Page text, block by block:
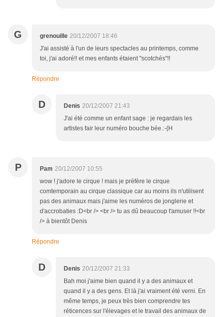
G grenouille 20/12/2007 18:46
J'ai assisté à l'un de leurs spectacles au printemps, comme
toi, j'ai adoré!! et mes enfants étaient "scotchés"!!
Répondre
D Denis 20/12/2007 21:43
J'ai été comme un enfant sage : je regardais les
artistes fair leur numéro bouche bée.:-{H
P Pam 20/12/2007 10:55
wow ! j'adore le cirque ! mais je préfère le cirque
comtemporain au cirque classique car au moins ils n'utilisent
pas des animaux mais j'aime les numéros de jonglerie et
d'accrobaties :D<br /> <br /> tu as dû beaucoup t'amuser !!<br
/> à bientôt Denis
Répondre
D Denis 20/12/2007 21:33
Bah moi j'aime bien quand il y a des animaux et
quand il y a des gens. Et là j'ai vraiment été verni. En
même temps, je peux très bien comprendre tes
réticences sur l'élevages et le travail des animaux de